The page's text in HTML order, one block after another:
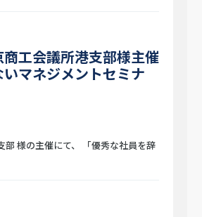
工会議所港支部様主催
いマネジメントセミナ
様の主催にて、 「優秀な社員を辞